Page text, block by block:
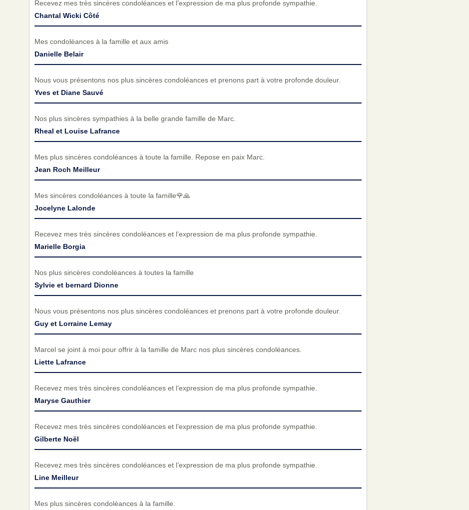
Recevez mes très sincères condoléances et l’expression de ma plus profonde sympathie.
Chantal Wicki Côté
Mes condoléances à la famille et aux amis
Danielle Belair
Nous vous présentons nos plus sincères condoléances et prenons part à votre profonde douleur.
Yves et Diane Sauvé
Nos plus sincères sympathies à la belle grande famille de Marc.
Rheal et Louise Lafrance
Mes plus sincères condoléances à toute la famille. Repose en paix Marc.
Jean Roch Meilleur
Mes sincères condoléances à toute la famille🌹🙏
Jocelyne Lalonde
Recevez mes très sincères condoléances et l’expression de ma plus profonde sympathie.
Marielle Borgia
Nos plus sincères condoléances à toutes la famille
Sylvie et bernard Dionne
Nous vous présentons nos plus sincères condoléances et prenons part à votre profonde douleur.
Guy et Lorraine Lemay
Marcel se joint à moi pour offrir à la famille de Marc nos plus sincères condoléances.
Liette Lafrance
Recevez mes très sincères condoléances et l’expression de ma plus profonde sympathie.
Maryse Gauthier
Recevez mes très sincères condoléances et l’expression de ma plus profonde sympathie.
Gilberte Noël
Recevez mes très sincères condoléances et l’expression de ma plus profonde sympathie.
Line Meilleur
Mes plus sincères condoléances à la famille.